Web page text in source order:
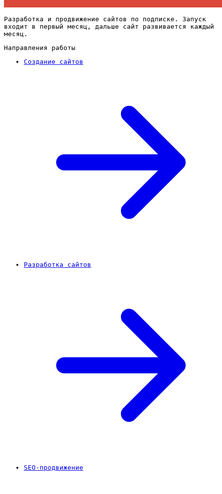
Разработка и продвижение сайтов по подписке. Запуск
входит в первый месяц, дальше сайт развивается каждый
месяц.
Направления работы
Создание сайтов
Разработка сайтов
SEO-продвижение